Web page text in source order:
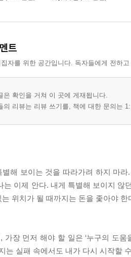
트
자를 위한 공간입니다. 독자들에게 전하
은 확인을 거쳐 이 곳에 게재됩니다.
의 리뷰는 리뷰 쓰기를, 책에 대한 문의는
별해 보이는 것을 따라가려 하지 마
는 이제 안다. 내게 특별해 보이지 않
는 위치가 될 때까지는 돈을 좇아야
가장 먼저 해야 할 일은 ‘누구의 도
는 실패 속에서도 내가 다시 시작할